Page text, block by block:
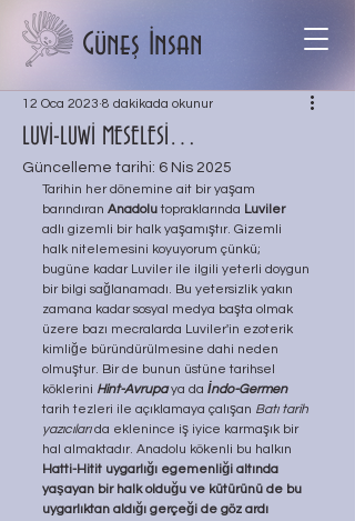
Güneş İnsan
LUVİ-LUWİ MESELESİ…
12 Oca 2023 8 dakikada okunur
Güncelleme tarihi: 6 Nis 2025
Tarihin her dönemine ait bir yaşam
barındıran Anadolu topraklarında Luviler
adlı gizemli bir halk yaşamıştır. Gizemli
halk nitelemesini koyuyorum çünkü;
bugüne kadar Luviler ile ilgili yeterli doygun
bir bilgi sağlanamadı. Bu yetersizlik yakın
zamana kadar sosyal medya başta olmak
üzere bazı mecralarda Luviler'in ezoterik
kimliğe büründürülmesine dahi neden
olmuştur. Bir de bunun üstüne tarihsel
köklerini Hint-Avrupa ya da İndo-Germen
tarih tezleri ile açıklamaya çalışan Batı tarih
yazıcıları da eklenince iş iyice karmaşık bir
hal almaktadır. Anadolu kökenli bu halkın
Hatti-Hitit uygarlığı egemenliği altında
yaşayan bir halk olduğu ve kütürünü de bu
uygarlıktan aldığı gerçeği de göz ardı